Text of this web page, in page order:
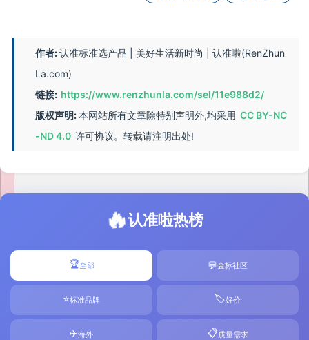
作者:认准标准选产品 | 美好生活新时尚 | 认准啦(RenZhun
La.com)
链接: https://www.renzhunla.com/sel/11e988d2/
版权声明:本网站所有文章除特别声明外,均采用 CC BY-NC
-ND 4.0 许可协议。转载请注明出处!
🔥认准啦热榜
🏆全部 💬金标社区
⭐标准品牌 🏷️好价
✈️海外 📋质量需求